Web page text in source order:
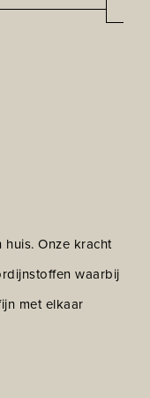
Onze kracht
waarbij
met elkaar